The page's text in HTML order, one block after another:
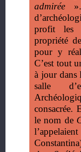
admirée ».
profit les
propriété
pour y
C’est tout
à jour dans
salle
consacrée.
le nom de